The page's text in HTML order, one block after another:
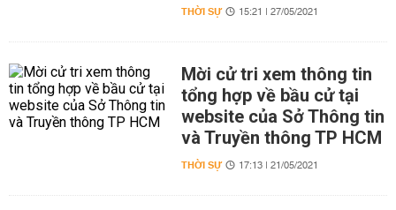
THỜI SỰ 15:21 | 27/05/2021
Mời cử tri xem thông tin
tổng hợp về bầu cử tại
website của Sở Thông tin
và Truyền thông TP HCM
THỜI SỰ 17:13 | 21/05/2021